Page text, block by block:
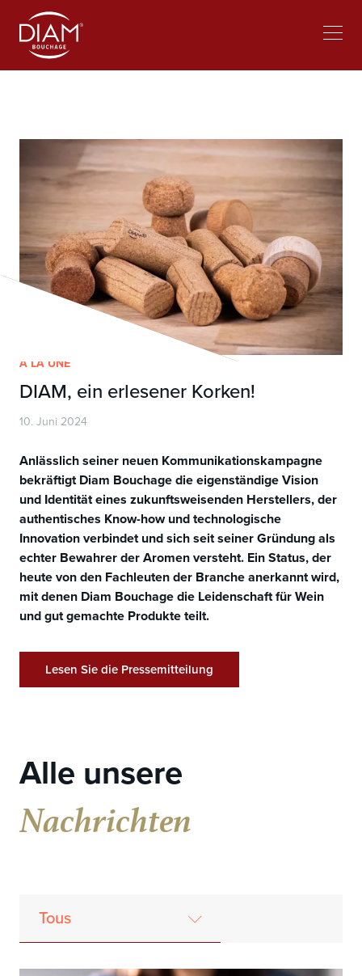
language
À LA UNE
DIAM, ein erlesener Korken!
10. Juni 2024
Anlässlich seiner neuen Kommunikationskampagne
bekräftigt Diam Bouchage die eigenständige Vision
und Identität eines zukunftsweisenden Herstellers, der
authentisches Know-how und technologische
Innovation verbindet und sich seit seiner Gründung als
echter Bewahrer der Aromen versteht. Ein Status, der
heute von den Fachleuten der Branche anerkannt wird,
mit denen Diam Bouchage die Leidenschaft für Wein
und gut gemachte Produkte teilt.
Lesen Sie die Pressemitteilung
Alle unsere
Nachrichten
Tous
Diam informationen
Veranstaltungen
Sie reden über uns